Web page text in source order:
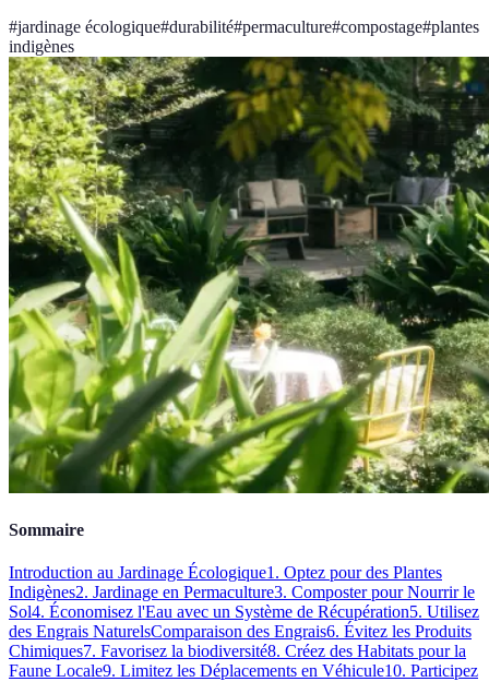
#jardinage écologique#durabilité#permaculture#compostage#plantes
indigènes
Sommaire
Introduction au Jardinage Écologique1. Optez pour des Plantes
Indigènes2. Jardinage en Permaculture3. Composter pour Nourrir le
Sol4. Économisez l'Eau avec un Système de Récupération5. Utilisez
des Engrais NaturelsComparaison des Engrais6. Évitez les Produits
Chimiques7. Favorisez la biodiversité8. Créez des Habitats pour la
Faune Locale9. Limitez les Déplacements en Véhicule10. Participez